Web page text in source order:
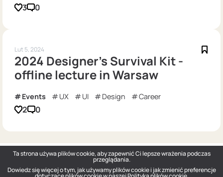
3 0
Lut 5, 2024
2024 Designer's Survival Kit -
offline lecture in Warsaw
Events UX UI Design Career
2 0
Ta strona używa plików cookie, aby zapewnić Ci lepsze wrażenia podczas
przeglądania.
Dowiedz się więcej o tym, jak używamy plików cookie i jak zmienić preferencje